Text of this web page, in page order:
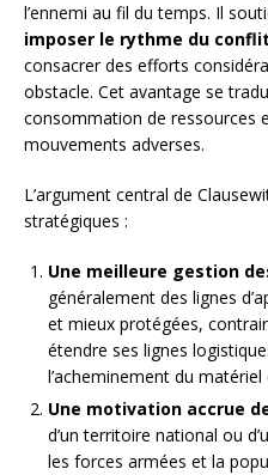
l’ennemi au fil du temps. Il
imposer le rythme du conflit
consacrer des efforts
obstacle. Cet avantage se
consommation de ressources
mouvements adverses.
L’argument central de
stratégiques :
Une meilleure gestion
généralement des lignes
et mieux protégées,
étendre ses lignes
l’acheminement du
Une motivation accrue
d’un territoire national ou
les forces armées et la